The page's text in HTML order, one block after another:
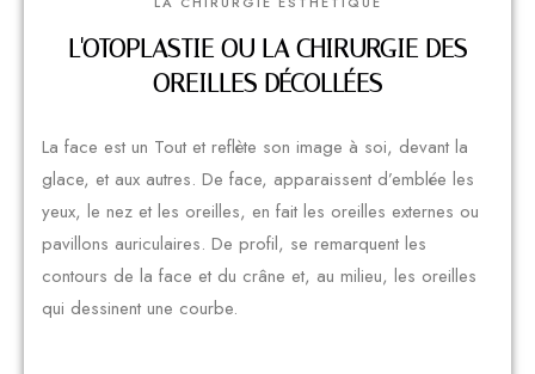
L'OTOPLASTIE OU LA CHIRURGIE DES
OREILLES DÉCOLLÉES
La face est un Tout et reflète son image à soi, devant la
glace, et aux autres. De face, apparaissent d’emblée les
yeux, le nez et les oreilles, en fait les oreilles externes ou
pavillons auriculaires. De profil, se remarquent les
contours de la face et du crâne et, au milieu, les oreilles
qui dessinent une courbe.